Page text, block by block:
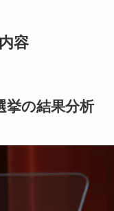
容
挙の結果分析